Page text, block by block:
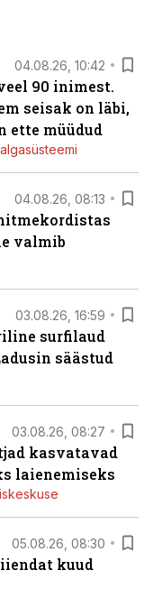
04.08.26, 10:42
90 inimest.
seisak on läbi,
ette müüdud
04.08.26, 08:13
valmib
03.08.26, 16:59
surfilaud
säästud
03.08.26, 08:27
kasvatavad
laienemiseks
05.08.26, 08:30
kuud